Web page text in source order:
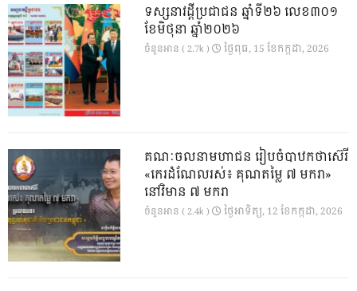
ទស្សនាវដ្ដីប្រជាជន ឆ្នាំទី២៦ លេខ៣០១
ខែមិថុនា ឆ្នាំ២០២៦
ចំនួនអាន ( 2.7k ) ថ្ងៃ​ពុធ, 15 ខែ​កក្កដា, 2026
គណៈចលនាមហាជន រៀបចំបាឋកថាស៊េរី
«កេរដំណែលរស់៖ គុណតម្លៃ ៧ មករា»
នៅវិមាន ៧ មករា
ចំនួនអាន ( 2.4k ) ថ្ងៃ​អាទិត្យ, 12 ខែ​កក្កដា, 2026